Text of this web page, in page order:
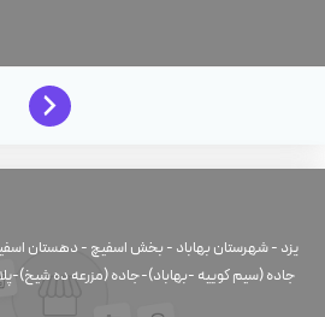
یزد - شهرستان بهاباد - بخش اسفیچ - دهستان
جاده (سیم کوییه -بهاباد)-جاده (مزرعه ده شیخ)-پلاک 0-طبقه همکف--,